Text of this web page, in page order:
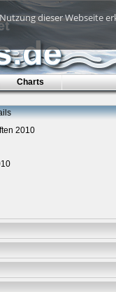
dieser Webseite
Charts
2010